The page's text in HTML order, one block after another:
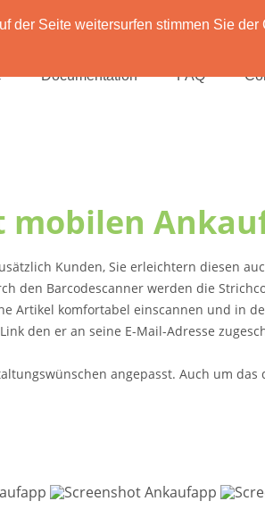
der Seite weitersurfen stimmen Sie der
Documentation FAQ
mobilen
Kunden, Sie erleichtern diesen
den Barcodescanner werden die
Artikel komfortabel einscannen und in
den er an seine E-Mail-Adresse
angepasst. Auch um